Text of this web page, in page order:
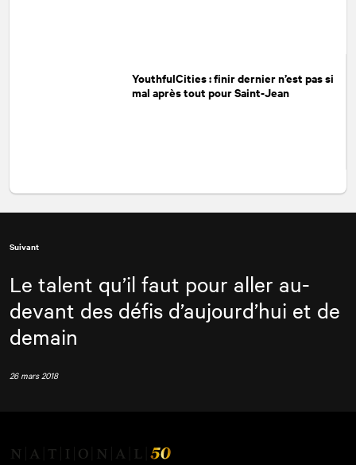
YouthfulCities : finir dernier n’est pas si
mal après tout pour Saint-Jean
Suivant
Le talent qu’il faut pour aller au-
devant des défis d’aujourd’hui et de
demain
26 mars 2018